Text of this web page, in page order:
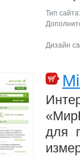
Тип сайта:
Дизайн
для